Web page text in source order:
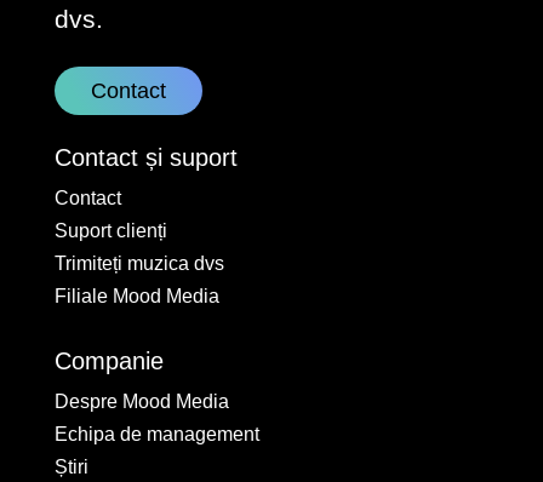
dvs.
Contact
Contact și suport
Contact
Suport clienți
Trimiteți muzica dvs
Filiale Mood Media
Companie
Despre Mood Media
Echipa de management
Știri